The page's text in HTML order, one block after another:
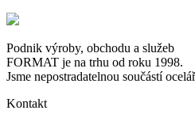
Podnik výroby, obchodu a služeb
FORMAT je na trhu od roku 1998.
Jsme nepostradatelnou součástí
Kontakt